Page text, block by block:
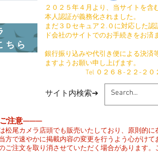
ちら
２０２５年４月より、当サイトを
本人認証が義務化されました。
まだ３Ｄセキュア２.０に対応した
ド会社のサイトでのお手続きをお済
銀行振り込みや代引き便による決済
ますようお願い申し上げます。
Tel ０２６８-２２-２０
​サイト内検索➔
ご注意———
松尾カメラ店頭でも販売いたしており、原則的に
方で速やかに掲載内容の変更を行うよう心がけ
ご注文を取り消させていただく場合があります。